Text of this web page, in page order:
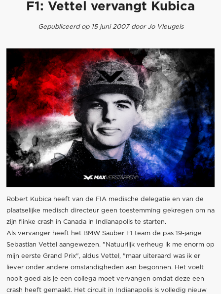
F1: Vettel vervangt Kubica
Gepubliceerd op 15 juni 2007 door Jo Vleugels
Robert Kubica heeft van de FIA medische delegatie en van de
plaatselijke medisch directeur geen toestemming gekregen om na
zijn flinke crash in Canada in Indianapolis te starten.
Als vervanger heeft het BMW Sauber F1 team de pas 19-jarige
Sebastian Vettel aangewezen. "Natuurlijk verheug ik me enorm op
mijn eerste Grand Prix", aldus Vettel, "maar uiteraard was ik er
liever onder andere omstandigheden aan begonnen. Het voelt
nooit goed als je een collega moet vervangen omdat deze een
crash heeft gemaakt. Het circuit in Indianapolis is volledig nieuw